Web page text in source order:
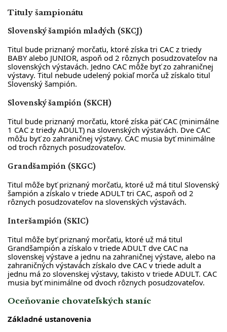
Tituly šampionátu
Slovenský šampión mladých (SKCJ)
Titul bude priznaný morčaťu, ktoré získa tri CAC z triedy
BABY alebo JUNIOR, aspoň od 2 rôznych posudzovateľov na
slovenských výstavách. Jedno CAC môže byť zo zahraničnej
výstavy. Titul nebude udelený pokiaľ morča už získalo titul
Slovenský šampión.
Slovenský šampión (SKCH)
Titul bude priznaný morčaťu, ktoré získa päť CAC (minimálne
1 CAC z triedy ADULT) na slovenských výstavách. Dve CAC
môžu byť zo zahraničnej výstavy. CAC musia byť minimálne
od troch rôznych posudzovateľov.
Grandšampión (SKGC)
Titul môže byť priznaný morčaťu, ktoré už má titul Slovenský
šampión a získalo v triede ADULT tri CAC, aspoň od 2
rôznych posudzovateľov na slovenských výstavách.
Interšampión (SKIC)
Titul môže byť priznaný morčaťu, ktoré už má titul
Grandšampión a získalo v triede ADULT dve CAC na
slovenskej výstave a jednu na zahraničnej výstave, alebo na
zahraničných výstavách získalo dve CAC v triede adult a
jednu má zo slovenskej výstavy, takisto v triede ADULT. CAC
musia byť minimálne od dvoch rôznych posudzovateľov.
Oceňovanie chovateľských staníc
Základné ustanovenia